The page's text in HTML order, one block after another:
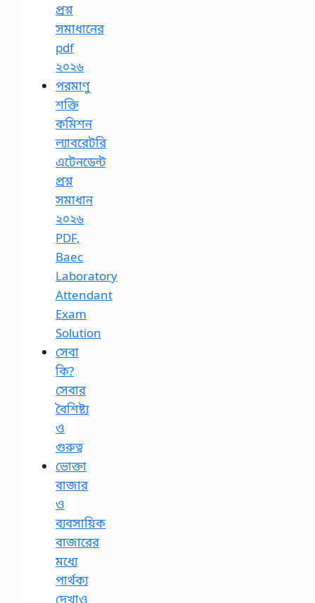
প্রশ্ন
সমাধানের
pdf
২০২৬
পরমাণু
শক্তি
কমিশন
ল্যাবরেটরি
এটেনডেন্ট
প্রশ্ন
সমাধান
২০২৬
PDF,
Baec
Laboratory
Attendant
Exam
Solution
সেবা
কি?
সেবার
বৈশিষ্ট্য
ও
গুরুত্ব
ভোক্তা
বাজার
ও
ব্যবসায়িক
বাজারের
মধ্যে
পার্থক্য
দেখাও